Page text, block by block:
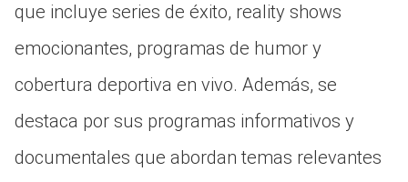
que incluye series de éxito, reality shows
emocionantes, programas de humor y
cobertura deportiva en vivo. Además, se
destaca por sus programas informativos y
documentales que abordan temas relevantes